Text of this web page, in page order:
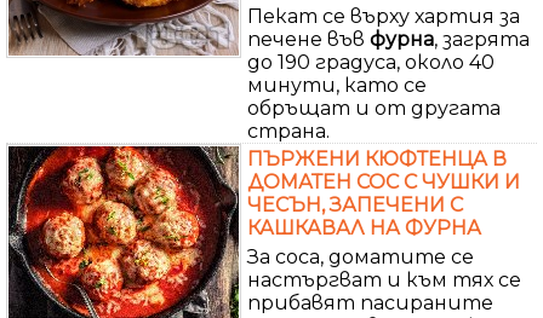
Пекат се върху хартия за
печене във фурна, загрята
до 190 градуса, около 40
минути, като се
обръщат и от другата
страна.
ПЪРЖЕНИ КЮФТЕНЦА В
ДОМАТЕН СОС С ЧУШКИ И
ЧЕСЪН, ЗАПЕЧЕНИ С
КАШКАВАЛ НА ФУРНА
За соса, доматите се
настъргват и към тях се
прибавят пасираните